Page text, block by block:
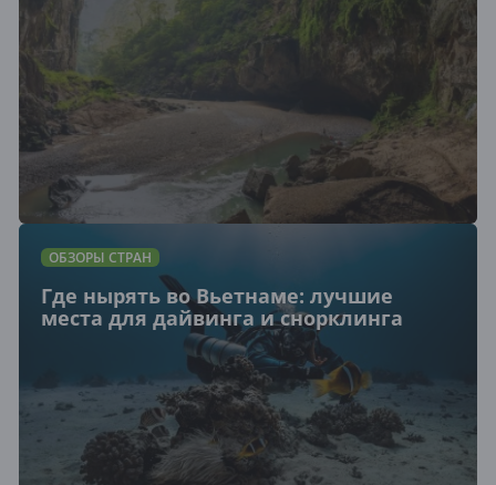
ОБЗОРЫ СТРАН
Где нырять во Вьетнаме: лучшие
места для дайвинга и снорклинга